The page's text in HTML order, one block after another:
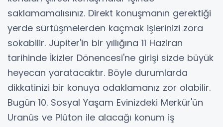
saklamamalısınız. Direkt konuşmanın gerektiği
yerde sürtüşmelerden kaçmak işlerinizi zora
sokabilir. Jüpiter'in bir yıllığına 11 Haziran
tarihinde İkizler Dönencesi'ne girişi sizde büyük
heyecan yaratacaktır. Böyle durumlarda
dikkatinizi bir konuya odaklamanız zor olabilir.
Bugün 10. Sosyal Yaşam Evinizdeki Merkür'ün
Uranüs ve Plüton ile alacağı konum iş